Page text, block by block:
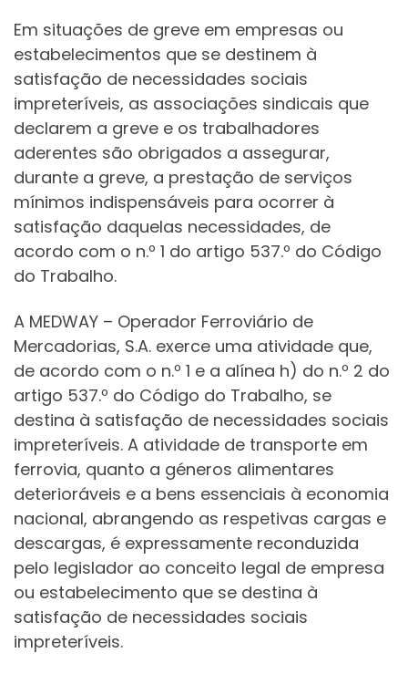
Em situações de greve em empresas ou
estabelecimentos que se destinem à
satisfação de necessidades sociais
impreteríveis, as associações sindicais que
declarem a greve e os trabalhadores
aderentes são obrigados a assegurar,
durante a greve, a prestação de serviços
mínimos indispensáveis para ocorrer à
satisfação daquelas necessidades, de
acordo com o n.º 1 do artigo 537.º do Código
do Trabalho.
A MEDWAY – Operador Ferroviário de
Mercadorias, S.A. exerce uma atividade que,
de acordo com o n.º 1 e a alínea h) do n.º 2 do
artigo 537.º do Código do Trabalho, se
destina à satisfação de necessidades sociais
impreteríveis. A atividade de transporte em
ferrovia, quanto a géneros alimentares
deterioráveis e a bens essenciais à economia
nacional, abrangendo as respetivas cargas e
descargas, é expressamente reconduzida
pelo legislador ao conceito legal de empresa
ou estabelecimento que se destina à
satisfação de necessidades sociais
impreteríveis.